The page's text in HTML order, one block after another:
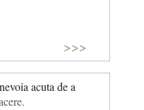
>>>
acuta de a